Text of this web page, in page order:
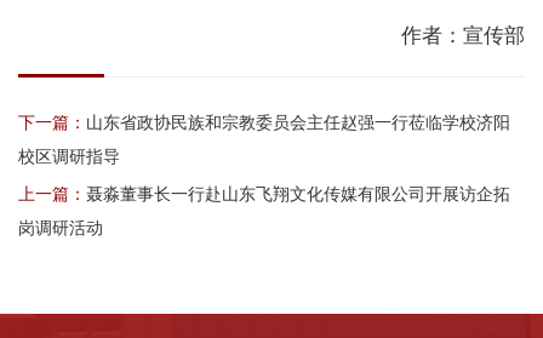
作者：宣传部
下一篇： 山东省政协民族和宗教委员会主任赵强一行莅临学校济阳
校区调研指导
上一篇： 聂淼董事长一行赴山东飞翔文化传媒有限公司开展访企拓
岗调研活动